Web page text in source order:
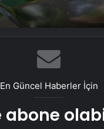
En Güncel Haberler İçin
abone